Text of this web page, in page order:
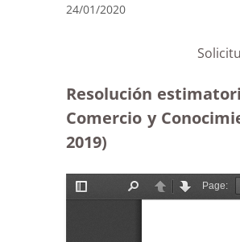
24/01/2020
Resolución
Comercio y
2019)